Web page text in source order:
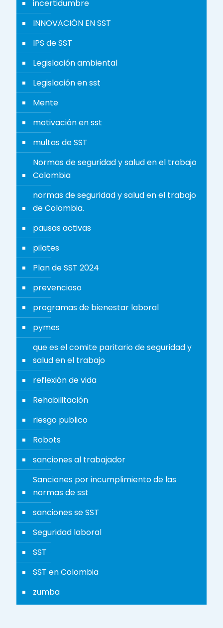
incertidumbre
INNOVACIÓN EN SST
IPS de SST
Legislación ambiental
Legislación en sst
Mente
motivación en sst
multas de SST
Normas de seguridad y salud en el trabajo
Colombia
normas de seguridad y salud en el trabajo
de Colombia.
pausas activas
pilates
Plan de SST 2024
prevencioso
programas de bienestar laboral
pymes
que es el comite paritario de seguridad y
salud en el trabajo
reflexión de vida
Rehabilitación
riesgo publico
Robots
sanciones al trabajador
Sanciones por incumplimiento de las
normas de sst
sanciones se SST
Seguridad laboral
SST
SST en Colombia
zumba